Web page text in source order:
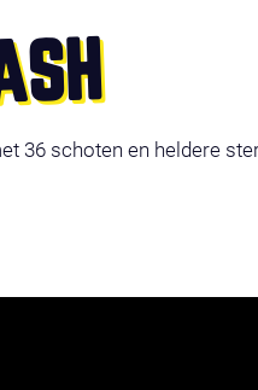
36 schoten en heldere